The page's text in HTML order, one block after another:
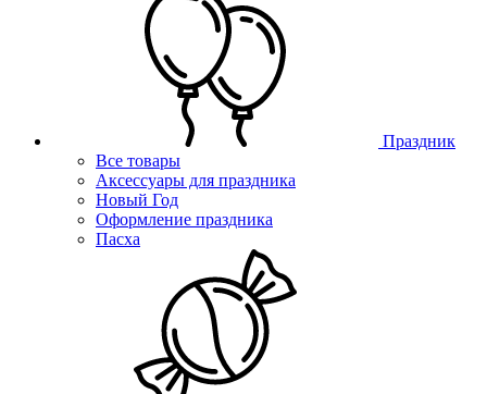
Праздник
Все товары
Аксессуары для праздника
Новый Год
Оформление праздника
Пасха